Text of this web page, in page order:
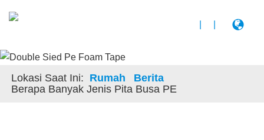
Lokasi Saat Ini: Rumah
Berita
Berapa Banyak Jenis Pita Busa PE